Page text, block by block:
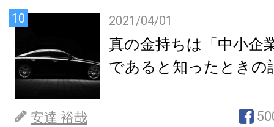
10 2021/04/01
真の金持ちは「中小企
であると知ったときの
安達 裕哉